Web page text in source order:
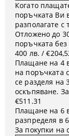
Когато
поръчката Ви
разполагате
Отложено до
поръчката
400 лв. /
Плащане на 4
на поръчката
се разделя на
оскъпяване.
€511.31
Плащане на 6
разпределя в
За покупки на